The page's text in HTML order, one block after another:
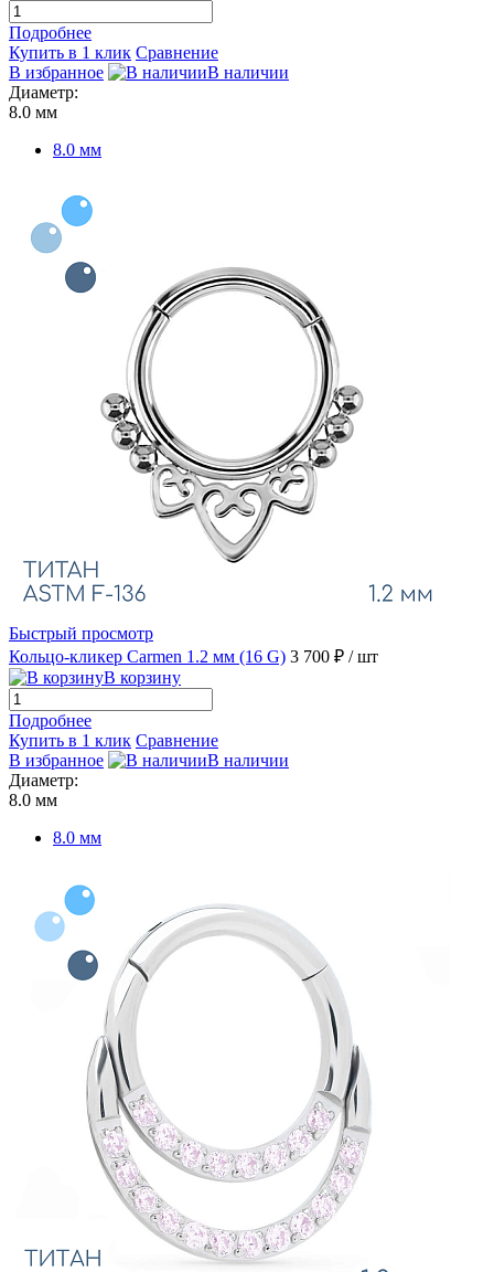
Подробнее
Купить в 1 клик Сравнение
В избранное
В наличии
Диаметр:
8.0 мм
8.0 мм
Быстрый просмотр
Кольцо-кликер Carmen 1.2 мм (16 G) 3 700 ₽ / шт
В корзину
Подробнее
Купить в 1 клик Сравнение
В избранное
В наличии
Диаметр:
8.0 мм
8.0 мм